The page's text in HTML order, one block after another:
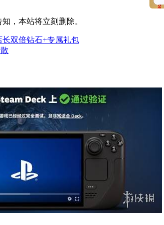
，本站将立刻删除。
双倍钻石+专属礼包